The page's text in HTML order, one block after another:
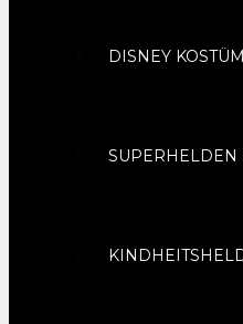
DISNEY
SUPERHELDEN